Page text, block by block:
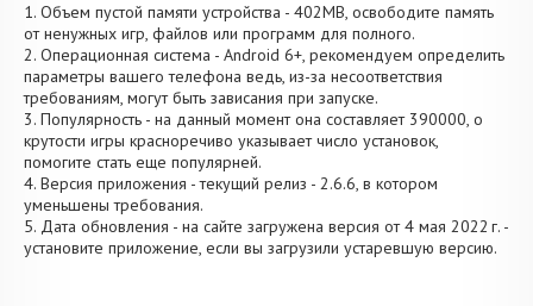
1. Объем пустой памяти устройства - 402MB, освободите память
от ненужных игр, файлов или программ для полного.
2. Операционная система - Android 6+, рекомендуем определить
параметры вашего телефона ведь, из-за несоответствия
требованиям, могут быть зависания при запуске.
3. Популярность - на данный момент она составляет 390000, о
крутости игры красноречиво указывает число установок,
помогите стать еще популярней.
4. Версия приложения - текущий релиз - 2.6.6, в котором
уменьшены требования.
5. Дата обновления - на сайте загружена версия от 4 мая 2022 г. -
установите приложение, если вы загрузили устаревшую версию.